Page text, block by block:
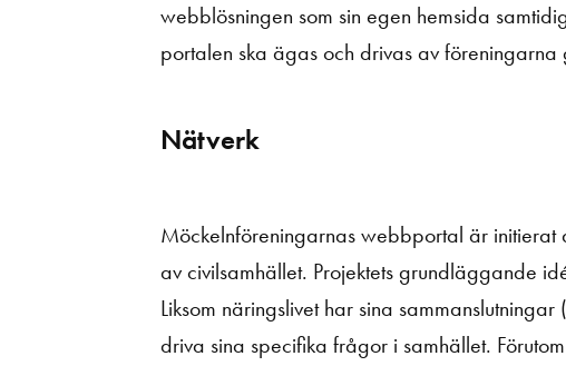
webblösningen som sin egen hemsida
portalen ska ägas och drivas av föreningarna
Nätverk
Möckelnföreningarnas webbportal är
av civilsamhället. Projektets grundläggande
Liksom näringslivet har sina
driva sina specifika frågor i samhället.